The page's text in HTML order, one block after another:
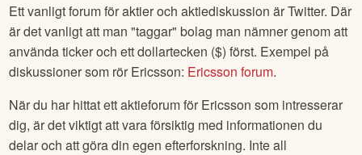
Ett vanligt forum för aktier och aktiediskussion är Twitter. Där
är det vanligt att man "taggar" bolag man nämner genom att
använda ticker och ett dollartecken ($) först. Exempel på
diskussioner som rör Ericsson: Ericsson forum.
När du har hittat ett aktieforum för Ericsson som intresserar
dig, är det viktigt att vara försiktig med informationen du
delar och att göra din egen efterforskning. Inte all